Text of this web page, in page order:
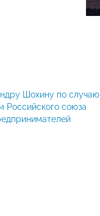
Шохину по случаю
Российского союза